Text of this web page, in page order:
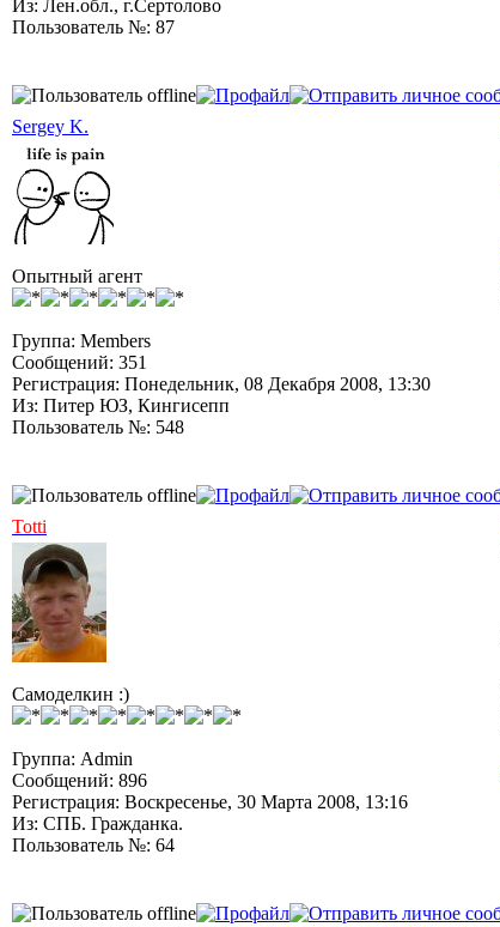
Из: Лен.обл., г.Сертолово
Пользователь №: 87
Sergey K.
Опытный агент
Группа: Members
Сообщений: 351
Регистрация: Понедельник, 08 Декабря 2008, 13:30
Из: Питер ЮЗ, Кингисепп
Пользователь №: 548
Totti
Самоделкин :)
Группа: Admin
Сообщений: 896
Регистрация: Воскресенье, 30 Марта 2008, 13:16
Из: СПБ. Гражданка.
Пользователь №: 64